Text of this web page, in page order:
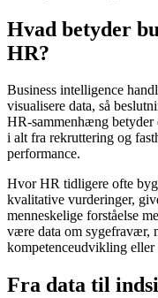
Hvad betyder
HR?
Business intelligence
visualisere data, så
HR-sammenhæng betyder
i alt fra rekruttering og
performance.
Hvor HR tidligere ofte
kvalitative vurderinger,
menneskelige forståelse
være data om sygefravær,
kompetenceudvikling eller
Fra data til